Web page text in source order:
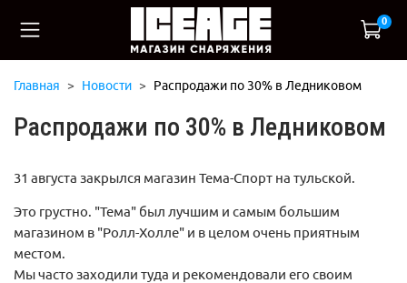
0
Главная Новости Распродажи по 30% в Ледниковом
Распродажи по 30% в Ледниковом
31 августа закрылся магазин Тема-Спорт на тульской.
Это грустно. "Тема" был лучшим и самым большим
магазином в "Ролл-Холле" и в целом очень приятным
местом.
Мы часто заходили туда и рекомендовали его своим